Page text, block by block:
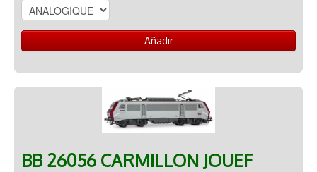
Añadir
BB 26056 CARMILLON JOUEF